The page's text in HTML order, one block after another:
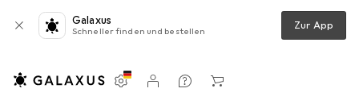
Galaxus
Schneller finden und bestellen Zur App
Einstellungen
Kundenkonto
Vergleichslisten
Merklisten
Warenkorb